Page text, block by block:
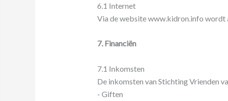
6.1 Internet
Via de website www.kidron.info wordt
7. Financiën
7.1 Inkomsten
De inkomsten van Stichting Vrienden
- Giften